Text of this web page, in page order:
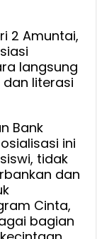
2 Amuntai,
langsung
literasi
Bank
ini
tidak
dan
Cinta,
bagian